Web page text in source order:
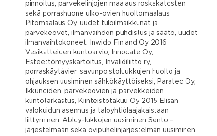
pinnoitus, parvekelinjojen maalaus roskakatosten
sekä porrashuone ulko-ovien huoltomaalaus.
Pitomaalaus Oy, uudet tuloilmaikkunat ja
parvekeovet, ilmanvaihdon puhdistus ja säätö, uudet
ilmanvaihtokoneet. Inwido Finland Oy 2016
Vesikatteiden kuntoarvio, Innocate Oy,
Esteettömyyskartoitus, Invalidiliitto ry,
porraskäytävien savunpoistoluukkujen huolto ja
ohjauksen uusiminen sähkökäyttöiseksi, Paratec Oy,
Ikkunoiden, parvekeovien ja parvekkeiden
kuntotarkastus, Kiinteistötakuu Oy 2015 Elisan
valokuidun asennus ja taloyhtiölaajakaistaan
liittyminen, Abloy-lukkojen uusiminen Sento –
järjestelmään sekä ovipuhelinjärjestelmän uusiminen